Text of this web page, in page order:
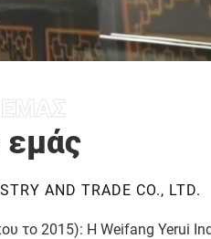
εμάς
ΕΜΆΣ
AND TRADE CO., LTD.
το 2015): Η Weifang Yerui